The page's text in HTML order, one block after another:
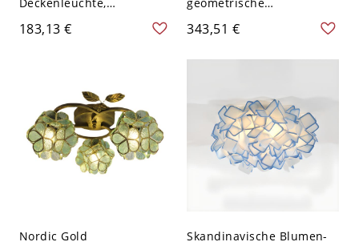
Deckenleuchte,
Deckenlampe mit
strukturierten
Licht - 110V-120V Blau 6
183,13 €
geometrische
Deckenleuchte,
mehrlagiger Blütenblatt-
Schirm für sanftes,
Blau 110V-120V Groß
343,51 €
Nordic Gold
Skandinavische Blumen-